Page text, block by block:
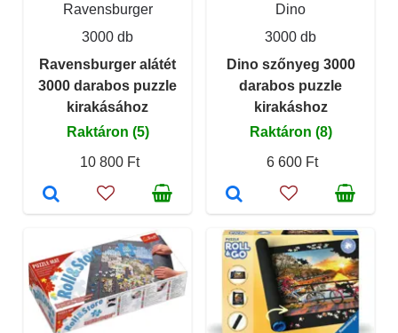
Ravensburger
3000 db
Ravensburger alátét
3000 darabos puzzle
kirakásához
Raktáron (5)
10 800 Ft
Dino
3000 db
Dino szőnyeg 3000
darabos puzzle
kirakáshoz
Raktáron (8)
6 600 Ft